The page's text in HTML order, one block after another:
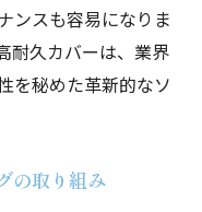
たな時代
パイオニアの役
グの進化
ンスも容易になりま
耐久カバーは、業界
を秘めた革新的なソ
の取り組み